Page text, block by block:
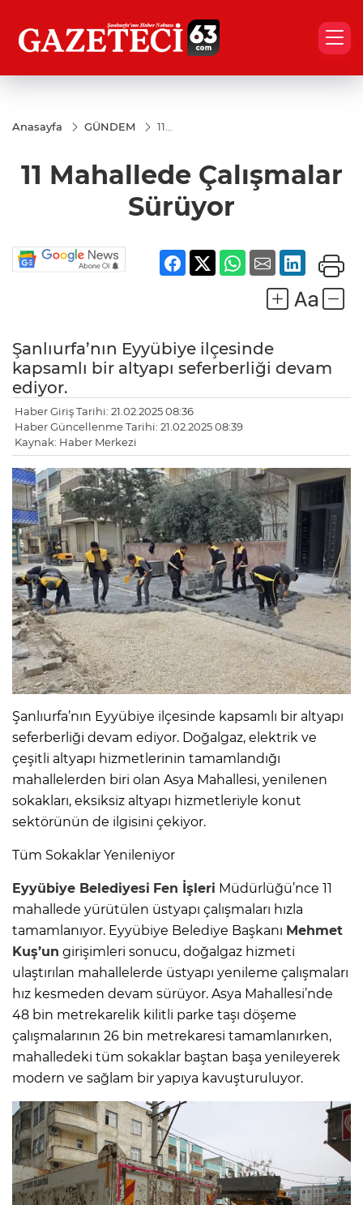
Anasayfa GÜNDEM
11
Sürüyor
11 Mahallede Çalışmalar
Sürüyor
Şanlıurfa’nın Eyyübiye ilçesinde
kapsamlı bir altyapı seferberliği devam
ediyor.
Haber Giriş Tarihi: 21.02.2025 08:36
Haber Güncellenme Tarihi: 21.02.2025 08:39
Kaynak: Haber Merkezi
Şanlıurfa’nın Eyyübiye ilçesinde kapsamlı bir altyapı
seferberliği devam ediyor. Doğalgaz, elektrik ve
çeşitli altyapı hizmetlerinin tamamlandığı
mahallelerden biri olan Asya Mahallesi, yenilenen
sokakları, eksiksiz altyapı hizmetleriyle konut
sektörünün de ilgisini çekiyor.
Tüm Sokaklar Yenileniyor
Eyyübiye Belediyesi Fen İşleri Müdürlüğü’nce 11
mahallede yürütülen üstyapı çalışmaları hızla
tamamlanıyor. Eyyübiye Belediye Başkanı Mehmet
Kuş’un girişimleri sonucu, doğalgaz hizmeti
ulaştırılan mahallelerde üstyapı yenileme çalışmaları
hız kesmeden devam sürüyor. Asya Mahallesi’nde
48 bin metrekarelik kilitli parke taşı döşeme
çalışmalarının 26 bin metrekaresi tamamlanırken,
mahalledeki tüm sokaklar baştan başa yenileyerek
modern ve sağlam bir yapıya kavuşturuluyor.